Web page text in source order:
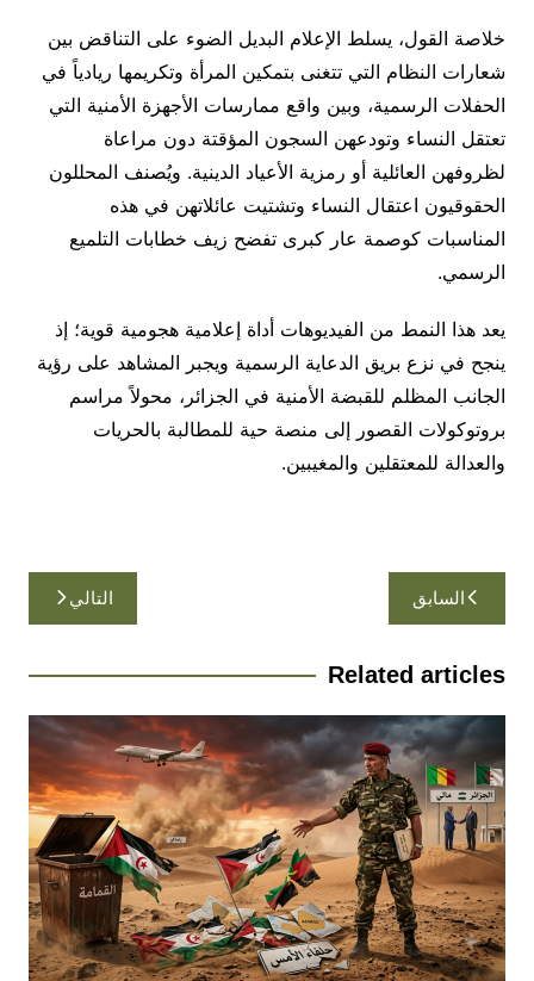
خلاصة القول، يسلط الإعلام البديل الضوء على التناقض بين
شعارات النظام التي تتغنى بتمكين المرأة وتكريمها ريادياً في
الحفلات الرسمية، وبين واقع ممارسات الأجهزة الأمنية التي
تعتقل النساء وتودعهن السجون المؤقتة دون مراعاة
لظروفهن العائلية أو رمزية الأعياد الدينية. ويُصنف المحللون
الحقوقيون اعتقال النساء وتشتيت عائلاتهن في هذه
المناسبات كوصمة عار كبرى تفضح زيف خطابات التلميع
الرسمي.
يعد هذا النمط من الفيديوهات أداة إعلامية هجومية قوية؛ إذ
ينجح في نزع بريق الدعاية الرسمية ويجبر المشاهد على رؤية
الجانب المظلم للقبضة الأمنية في الجزائر، محولاً مراسم
بروتوكولات القصور إلى منصة حية للمطالبة بالحريات
والعدالة للمعتقلين والمغيبين.
تصفّح
المقالات
السابق التالي
Related articles